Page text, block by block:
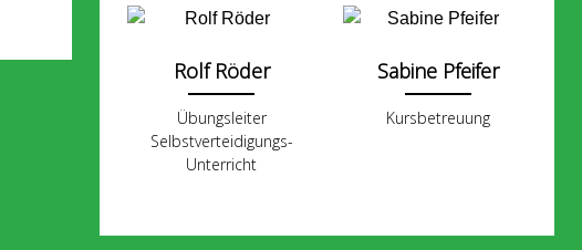
Rolf Röder
Übungsleiter
Selbstverteidigungs-
Unterricht
Sabine Pfeifer
Kursbetreuung